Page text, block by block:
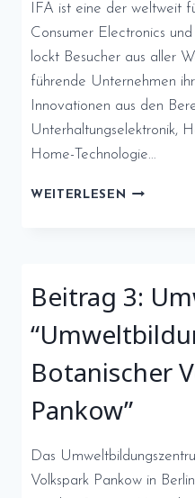
IFA ist eine der weltweit
Consumer Electronics
lockt Besucher aus aller
führende Unternehmen
Innovationen aus den
Unterhaltungselektronik,
Home-Technologie…
WEITERLESEN IFA
Beitrag 3:
Botanischer
Pankow”
Das
Volkspark Pankow in